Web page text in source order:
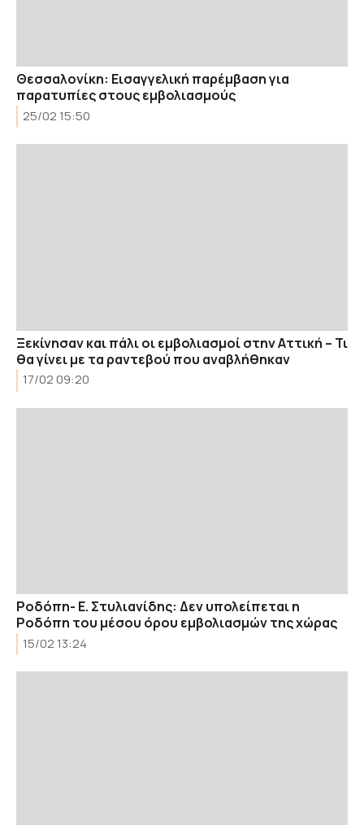
Θεσσαλονίκη: Εισαγγελική παρέμβαση για
παρατυπίες στους εμβολιασμούς
25/02 15:50
Ξεκίνησαν και πάλι οι εμβολιασμοί στην Αττική – Τι
θα γίνει με τα ραντεβού που αναβλήθηκαν
17/02 09:20
Ροδόπη- Ε. Στυλιανίδης: Δεν υπολείπεται η
Ροδόπη του μέσου όρου εμβολιασμών της χώρας
15/02 13:24